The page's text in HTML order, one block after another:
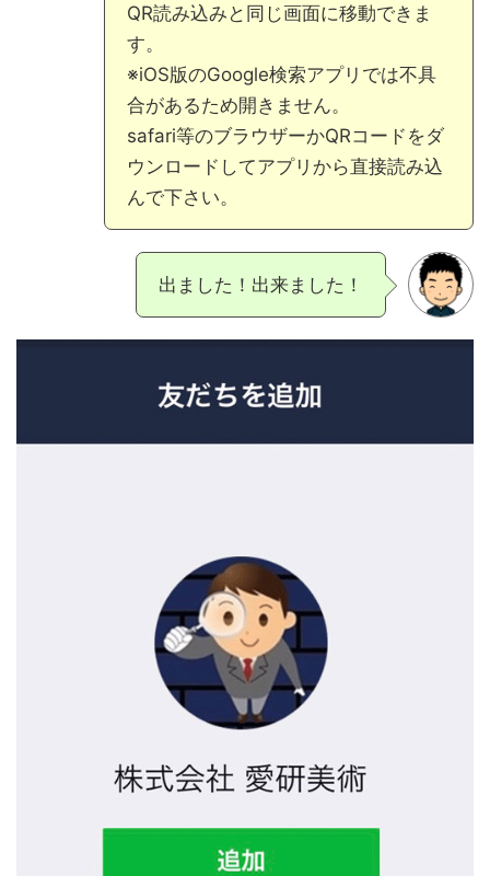
QR読み込みと同じ画面に移動できま
す。
※iOS版のGoogle検索アプリでは不具
合があるため開きません。
safari等のブラウザーかQRコードをダ
ウンロードしてアプリから直接読み込
んで下さい。
出ました！出来ました！